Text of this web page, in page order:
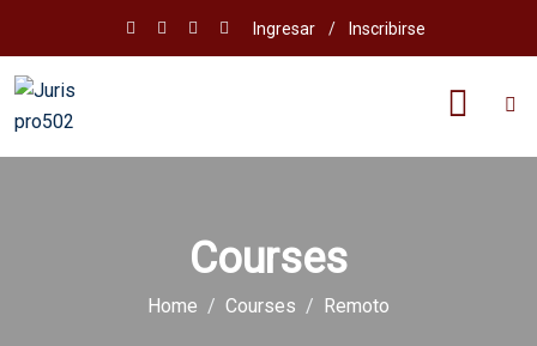
Ingresar / Inscribirse
Courses
Home Courses Remoto